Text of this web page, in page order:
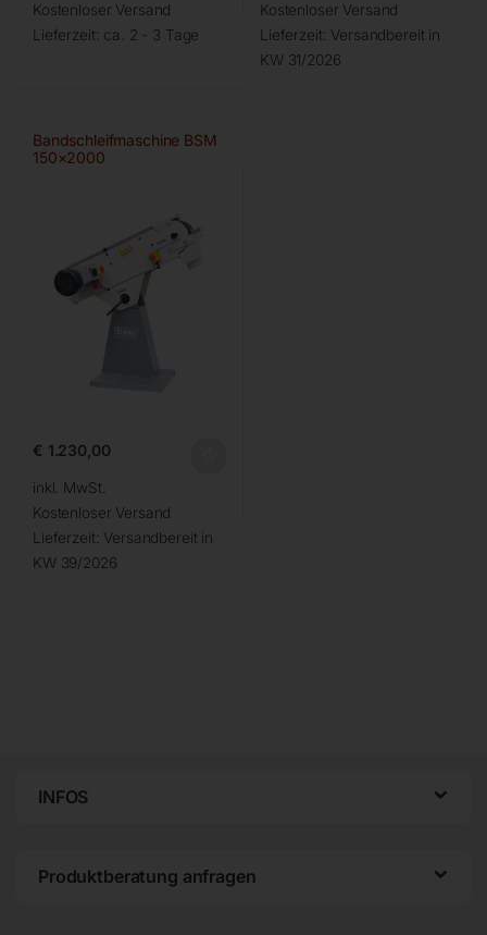
Kostenloser Versand
Lieferzeit: ca. 2 - 3 Tage
Kostenloser Versand
Lieferzeit: Versandbereit in
KW 31/2026
Bandschleifmaschine BSM
150×2000
€ 1.230,00
inkl. MwSt.
Kostenloser Versand
Lieferzeit: Versandbereit in
KW 39/2026
INFOS
Produktberatung anfragen